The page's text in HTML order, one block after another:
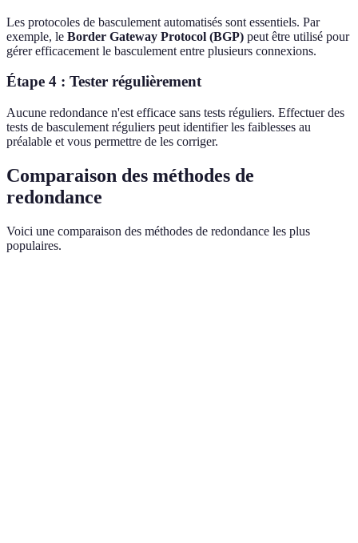
Les protocoles de basculement automatisés sont essentiels. Par
exemple, le Border Gateway Protocol (BGP) peut être utilisé pour
gérer efficacement le basculement entre plusieurs connexions.
Étape 4 : Tester régulièrement
Aucune redondance n'est efficace sans tests réguliers. Effectuer des
tests de basculement réguliers peut identifier les faiblesses au
préalable et vous permettre de les corriger.
Comparaison des méthodes de
redondance
Voici une comparaison des méthodes de redondance les plus
populaires.